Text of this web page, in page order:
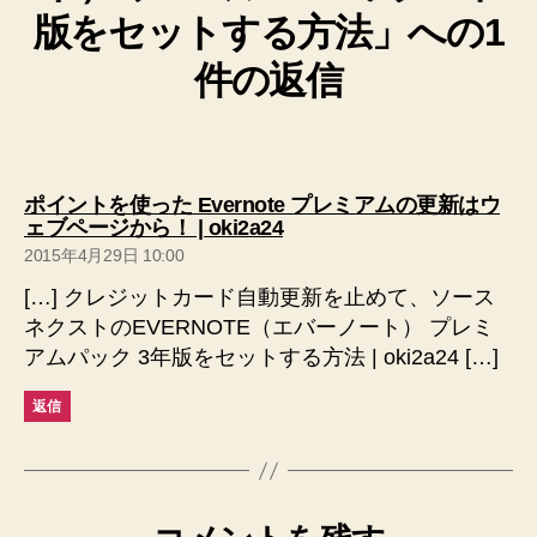
版をセットする方法」への1
件の返信
ポイントを使った Evernote プレミアムの更新はウ
ェブページから！ | oki2a24の
2015年4月29日 10:00
[…] クレジットカード自動更新を止めて、ソース
ネクストのEVERNOTE（エバーノート） プレミ
アムパック 3年版をセットする方法 | oki2a24 […]
返信